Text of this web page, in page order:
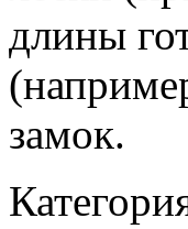
длины
замок.